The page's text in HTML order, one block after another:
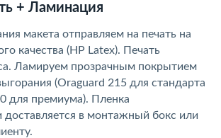
+ Ламинация
макета отправляем на печать на
качества (HP Latex). Печать
Ламируем прозрачным покрытием
(Oraguard 215 для стандарта
для премиума). Пленка
доставляется в монтажный бокс или